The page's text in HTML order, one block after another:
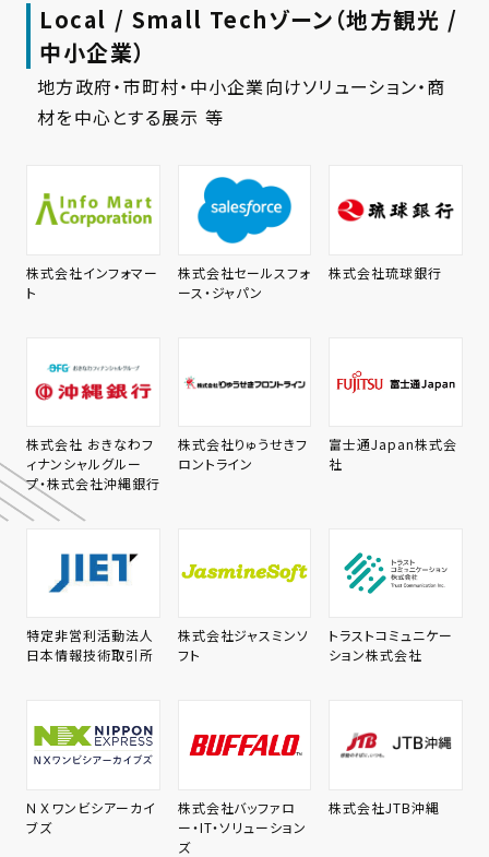
Local / Small Techゾーン（地方観光 /
中小企業）
地方政府・市町村・中小企業向けソリューション・商
材を中心とする展示 等
株式会社インフォマー
ト
株式会社セールスフォ
ース・ジャパン
株式会社琉球銀行
株式会社 おきなわフ
ィナンシャルグルー
プ・株式会社沖縄銀行
株式会社りゅうせきフ
ロントライン
富士通Japan株式会
社
特定非営利活動法人
日本情報技術取引所
株式会社ジャスミンソ
フト
トラストコミュニケー
ション株式会社
ＮＸワンビシアーカイ
ブズ
株式会社バッファロ
ー・IT・ソリューション
ズ
株式会社JTB沖縄